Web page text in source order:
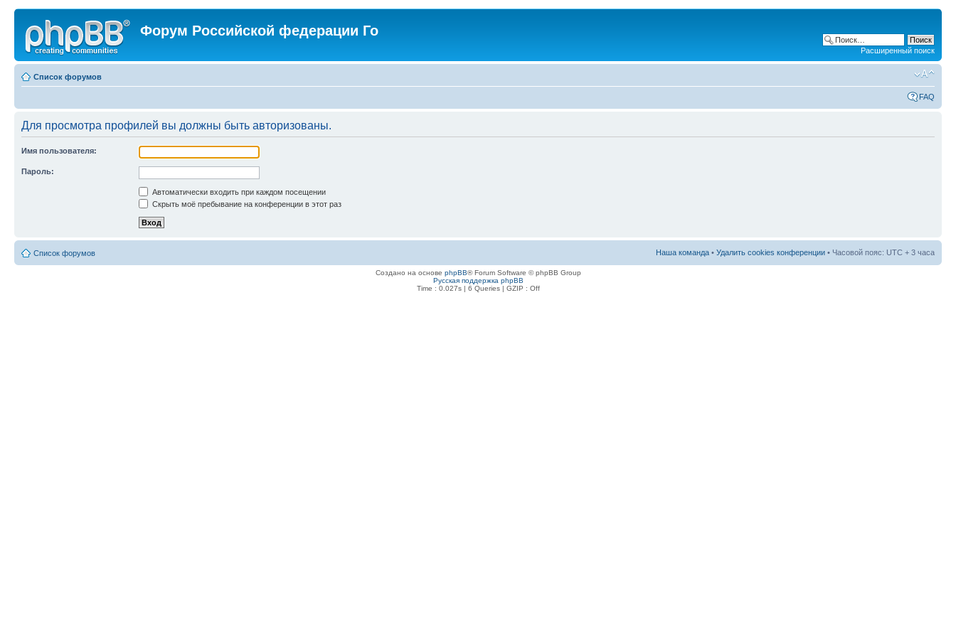
Форум Российской федерации Го
Расширенный поиск
Список форумов
FAQ
Для просмотра профилей вы должны быть авторизованы.
Имя пользователя:
Пароль:
Автоматически входить при каждом посещении
Скрыть моё пребывание на конференции в этот раз
Список форумов Наша команда • Удалить cookies конференции • Часовой пояс: UTC + 3 часа
Создано на основе phpBB® Forum Software © phpBB Group
Русская поддержка phpBB
Time : 0.027s | 6 Queries | GZIP : Off